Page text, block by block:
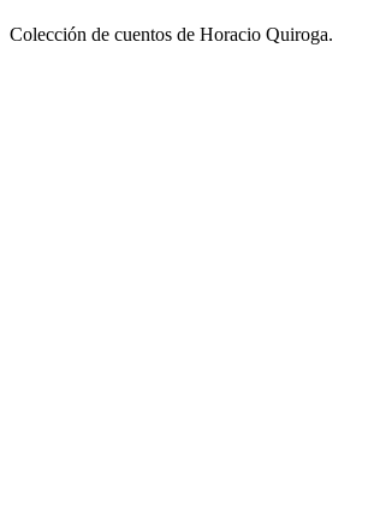
Colección de cuentos de Horacio Quiroga.